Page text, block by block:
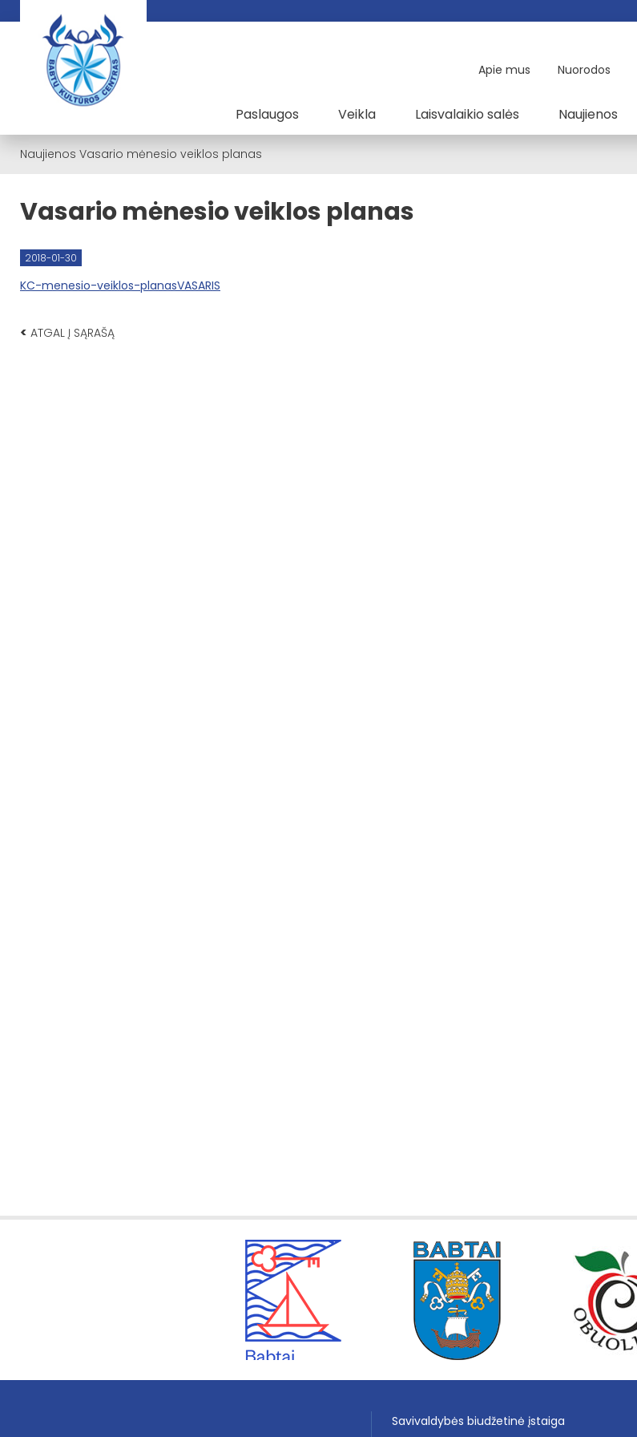
Apie mus Nuorodos
Paslaugos Veikla Laisvalaikio salės Naujienos
Naujienos Vasario mėnesio veiklos planas
Vasario mėnesio veiklos planas
2018-01-30
KC-menesio-veiklos-planasVASARIS
< ATGAL Į SĄRAŠĄ
Savivaldybės biudžetinė įstaiga